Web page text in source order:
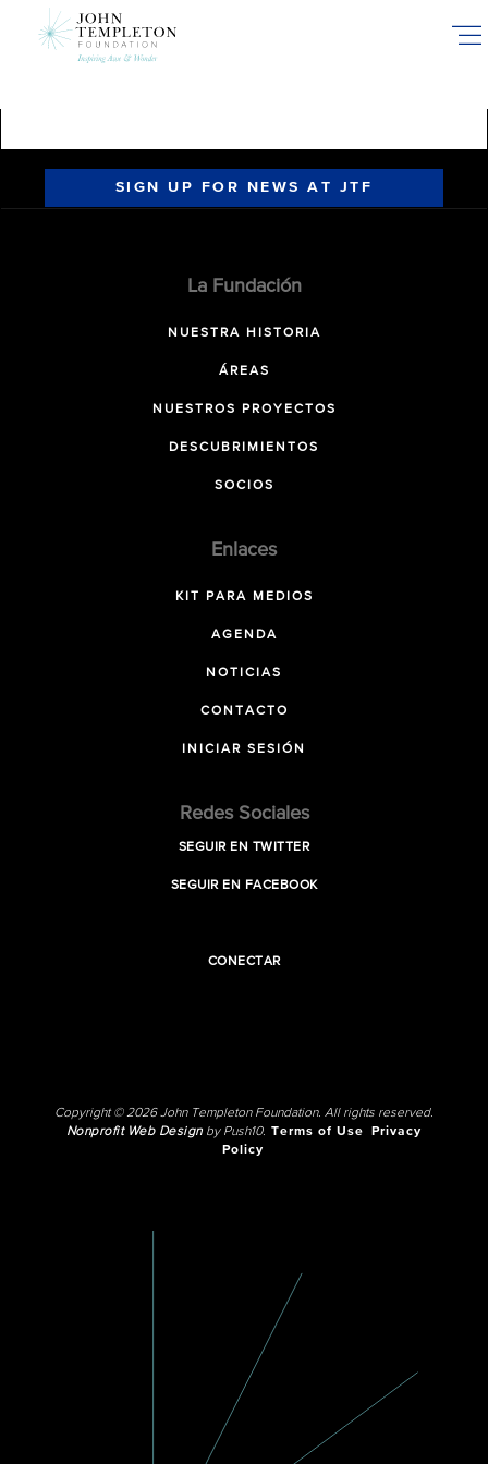
SIGN UP FOR NEWS AT JTF
La Fundación
NUESTRA HISTORIA
ÁREAS
NUESTROS PROYECTOS
DESCUBRIMIENTOS
SOCIOS
Enlaces
KIT PARA MEDIOS
AGENDA
NOTICIAS
CONTACTO
INICIAR SESIÓN
Redes Sociales
SEGUIR EN TWITTER
SEGUIR EN FACEBOOK
CONECTAR
Copyright © 2026 John Templeton Foundation. All rights reserved.
Nonprofit Web Designby Push10. Terms of Use
Privacy
Policy